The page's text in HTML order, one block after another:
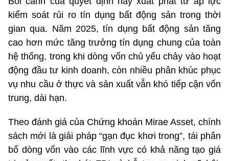
kiểm soát rủi ro tín dụng bất động sản trong thời
gian qua. Năm 2025, tín dụng bất động sản tăng
cao hơn mức tăng trưởng tín dụng chung của toàn
hệ thống, trong khi dòng vốn chủ yếu chảy vào hoạt
động đầu tư kinh doanh, còn nhiều phân khúc phục
vụ nhu cầu ở thực và sản xuất vẫn khó tiếp cận vốn
trung, dài hạn.
Theo đánh giá của Chứng khoán Mirae Asset, chính
sách mới là giải pháp “gạn đục khơi trong”, tái phân
bổ dòng vốn vào các lĩnh vực có khả năng tạo giá